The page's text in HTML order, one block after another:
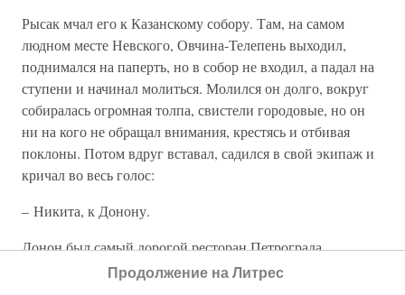
Рысак мчал его к Казанскому собору. Там, на самом
людном месте Невского, Овчина-Телепень выходил,
поднимался на паперть, но в собор не входил, а падал на
ступени и начинал молиться. Молился он долго, вокруг
собиралась огромная толпа, свистели городовые, но он
ни на кого не обращал внимания, крестясь и отбивая
поклоны. Потом вдруг вставал, садился в свой экипаж и
кричал во весь голос:
– Никита, к Донону.
Донон был самый дорогой ресторан Петрограда.
– Никита, за мной!
Продолжение на Литрес